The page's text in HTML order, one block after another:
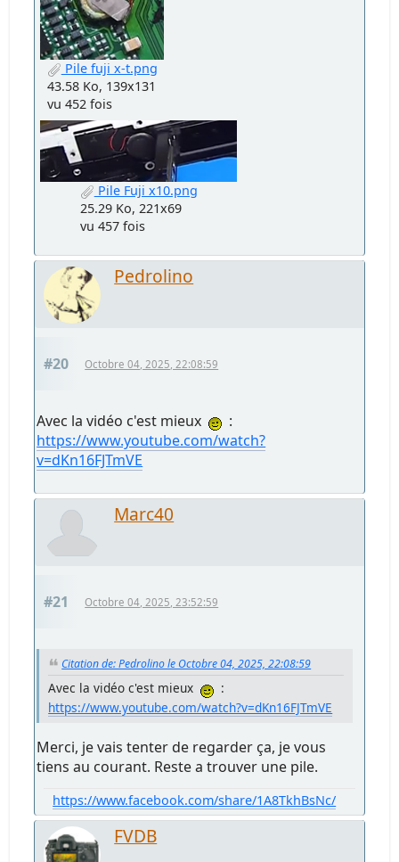
Pile fuji x-t.png
43.58 Ko, 139x131
vu 452 fois
Pile Fuji x10.png
25.29 Ko, 221x69
vu 457 fois
Pedrolino
#20 Octobre 04, 2025, 22:08:59
Avec la vidéo c'est mieux
:
https://www.youtube.com/watch?
v=dKn16FJTmVE
Marc40
#21 Octobre 04, 2025, 23:52:59
Citation de: Pedrolino le Octobre 04, 2025, 22:08:59
Avec la vidéo c'est mieux
:
https://www.youtube.com/watch?v=dKn16FJTmVE
Merci, je vais tenter de regarder ça, je vous
tiens au courant. Reste a trouver une pile.
https://www.facebook.com/share/1A8TkhBsNc/
FVDB